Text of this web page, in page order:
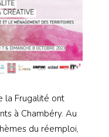
la Frugalité ont
à Chambéry. Au
du réemploi,